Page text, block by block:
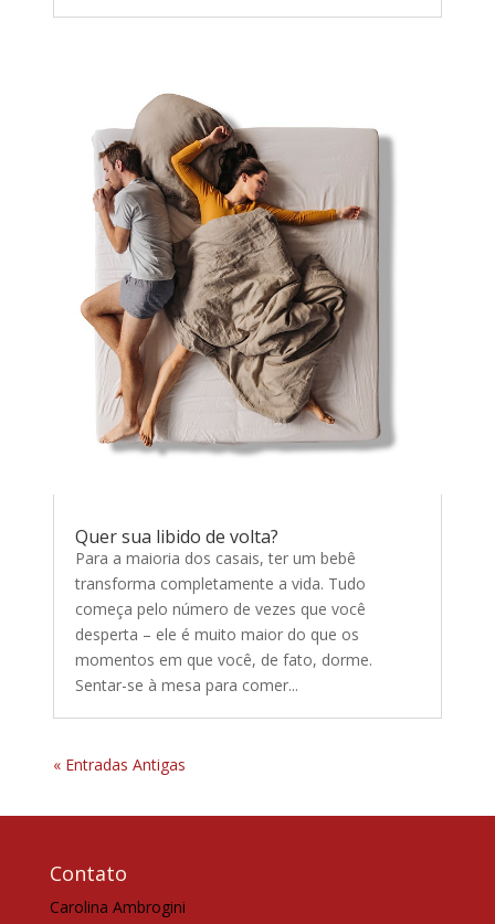
Quer sua libido de volta?
Para a maioria dos casais, ter um bebê
transforma completamente a vida. Tudo
começa pelo número de vezes que você
desperta – ele é muito maior do que os
momentos em que você, de fato, dorme.
Sentar-se à mesa para comer...
« Entradas Antigas
Contato
Carolina Ambrogini